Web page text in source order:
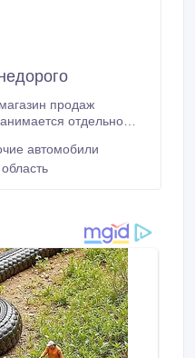
продaж
отдельно
предлагаем запчасти
автомобили